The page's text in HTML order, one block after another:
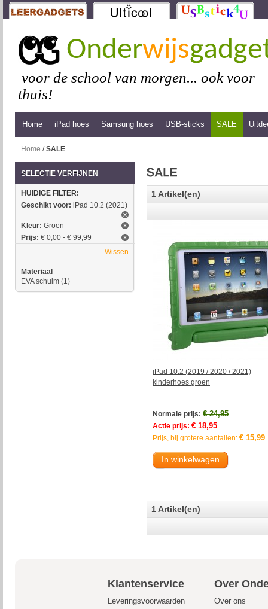
Onderwijs
voor de school van morgen... ook voor
thuis!
Home iPad hoes Samsung hoes USB-sticks SALE
Home /SALE
1 Artikel(en)
iPad 10.2 (2019 / 2020 / 2021)
kinderhoes groen
Normale prijs: € 24,95
Actie prijs: € 18,95
Prijs, bij grotere aantallen: € 15,99
In winkelwagen
1 Artikel(en)
SELECTIE VERFIJNEN
HUIDIGE FILTER:
Geschikt voor: iPad 10.2 (2021)
Kleur: Groen
Prijs: € 0,00 - € 99,99
Wissen
Materiaal
EVA schuim (1)
Klantenservice Over
Leveringsvoorwaarden
Over ons